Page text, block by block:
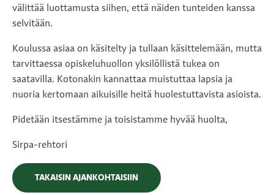
välittää luottamusta siihen, että näiden tunteiden kanssa
selvitään.
Koulussa asiaa on käsitelty ja tullaan käsittelemään, mutta
tarvittaessa opiskeluhuollon yksilöllistä tukea on
saatavilla. Kotonakin kannattaa muistuttaa lapsia ja
nuoria kertomaan aikuisille heitä huolestuttavista asioista.
Pidetään itsestämme ja toisistamme hyvää huolta,
Sirpa-rehtori
TAKAISIN AJANKOHTAISIIN